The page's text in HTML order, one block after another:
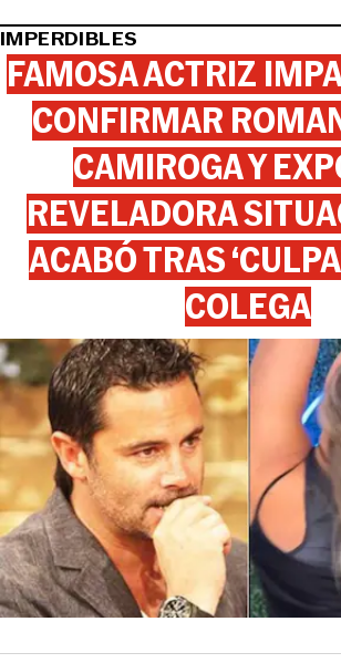
IMPERDIBLES
FAMOSA ACTRIZ
CONFIRMAR
CAMIROGA Y
REVELADORA
ACABÓ TRAS
COLEGA